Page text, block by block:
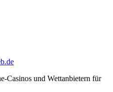
Casinos und Wettanbietern für